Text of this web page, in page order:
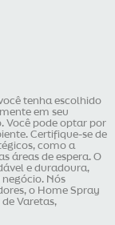
tenha escolhido
em seu
Você pode optar por
Certifique-se de
como a
áreas de espera. O
e duradoura,
Nós
o Home Spray
Varetas,